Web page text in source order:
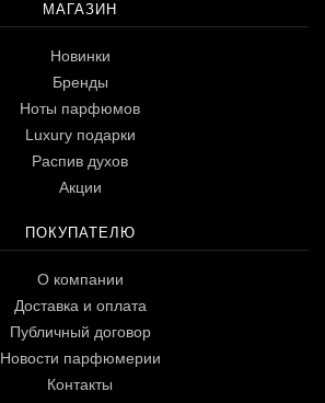
МАГАЗИН
Новинки
Бренды
Ноты парфюмов
Luxury подарки
Распив духов
Акции
ПОКУПАТЕЛЮ
О компании
Доставка и оплата
Публичный договор
Новости парфюмерии
Контакты